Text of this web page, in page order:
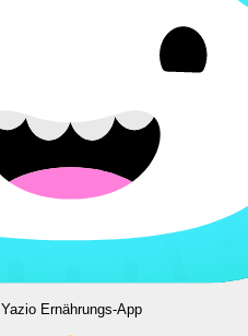
Yazio Ernährungs-App